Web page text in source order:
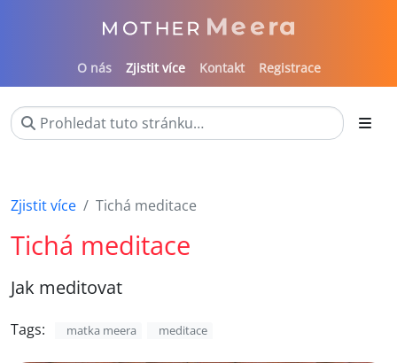
O nás Zjistit více Kontakt Registrace
Zjistit více Tichá meditace
Tichá meditace
Jak meditovat
Tags: matka meera meditace